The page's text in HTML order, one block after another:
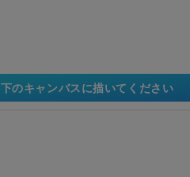
下のキャンバスに描いてください